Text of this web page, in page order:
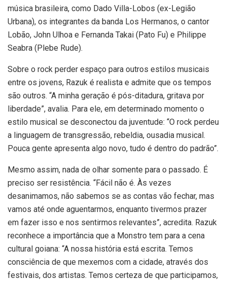
música brasileira, como Dado Villa-Lobos (ex-Legião
Urbana), os integrantes da banda Los Hermanos, o cantor
Lobão, John Ulhoa e Fernanda Takai (Pato Fu) e Philippe
Seabra (Plebe Rude).
Sobre o rock perder espaço para outros estilos musicais
entre os jovens, Razuk é realista e admite que os tempos
são outros. “A minha geração é pós-ditadura, gritava por
liberdade”, avalia. Para ele, em determinado momento o
estilo musical se desconectou da juventude: “O rock perdeu
a linguagem de transgressão, rebeldia, ousadia musical.
Pouca gente apresenta algo novo, tudo é dentro do padrão”.
Mesmo assim, nada de olhar somente para o passado. É
preciso ser resistência. “Fácil não é. Às vezes
desanimamos, não sabemos se as contas vão fechar, mas
vamos até onde aguentarmos, enquanto tivermos prazer
em fazer isso e nos sentirmos relevantes”, acredita. Razuk
reconhece a importância que a Monstro tem para a cena
cultural goiana: “A nossa história está escrita. Temos
consciência de que mexemos com a cidade, através dos
festivais, dos artistas. Temos certeza de que participamos,